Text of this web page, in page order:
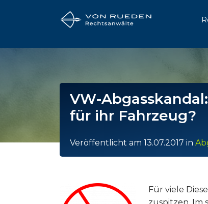
VW-
für ihr Fahrzeug?
Veröffentlicht am 13.07.2017 in
Für viele